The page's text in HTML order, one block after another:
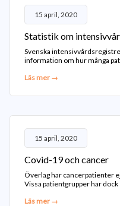
15 april, 2020
Statistik om
Svenska
information om hur många
Läs mer →
15 april, 2020
Covid-19 och cancer
Överlag har cancerpatienter
Vissa patientgrupper har dock
Läs mer →